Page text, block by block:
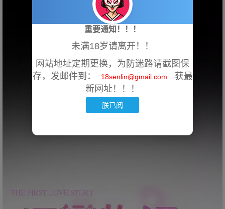
重要通知！！！
未满18岁请离开！！
网站地址定期更换，为防迷路请截图保
存，发邮件到：
18senlin@gmail.com
获最
新网址！！！
朕已阅